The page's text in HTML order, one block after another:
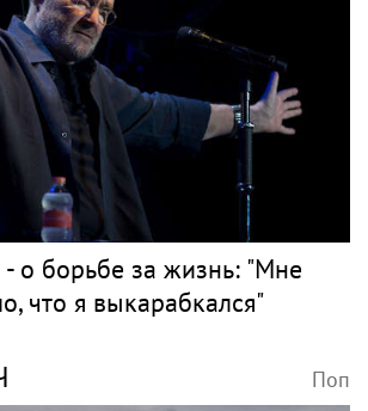
о борьбе за жизнь: "Мне
что я выкарабкался"
Поп